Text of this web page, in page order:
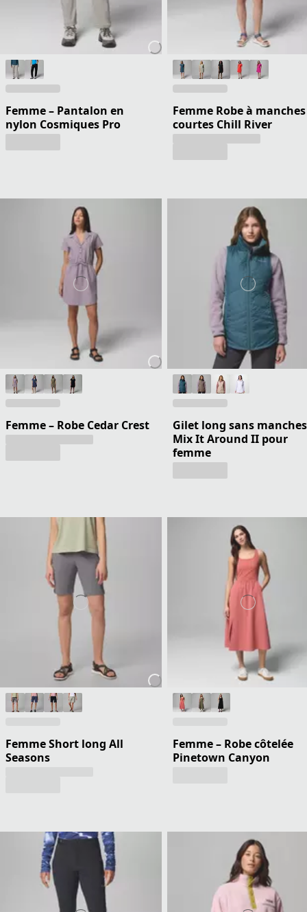
Femme – Pantalon en
nylon Cosmiques Pro
Femme Robe à manches
courtes Chill River
Femme – Robe Cedar Crest
Gilet long sans manches
Mix It Around II pour
femme
Femme Short long All
Seasons
Femme – Robe côtelée
Pinetown Canyon